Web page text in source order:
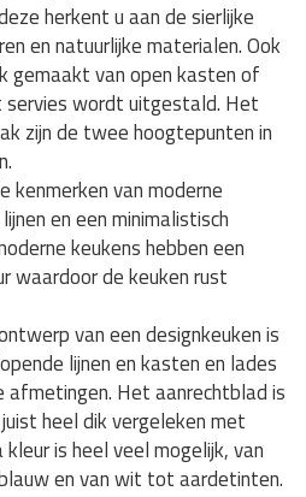
herkent u aan de sierlijke
en natuurlijke materialen. Ook
gemaakt van open kasten of
servies wordt uitgestald. Het
zijn de twee hoogtepunten in
kenmerken van moderne
en een minimalistisch
keukens hebben een
de keuken rust
van een designkeuken is
lijnen en kasten en lades
afmetingen. Het aanrechtblad is
heel dik vergeleken met
kleur is heel veel mogelijk, van
en van wit tot aardetinten.